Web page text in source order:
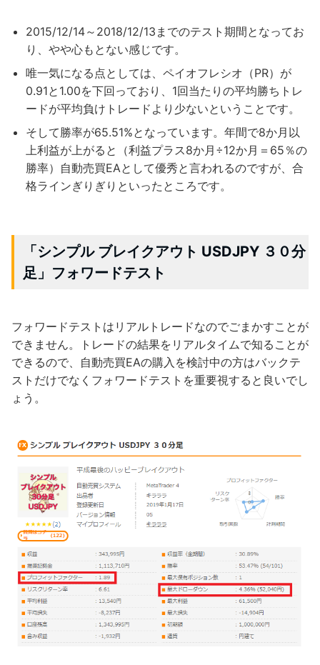
2015/12/14～2018/12/13までのテスト期間となってお
り、やや心もとない感じです。
唯一気になる点としては、ペイオフレシオ（PR）が
0.91と1.00を下回っており、1回当たりの平均勝ちトレ
ードが平均負けトレードより少ないということです。
そして勝率が65.51%となっています。年間で8か月以
上利益が上がると（利益プラス8か月÷12か月＝65％の
勝率）自動売買EAとして優秀と言われるのですが、合
格ラインぎりぎりといったところです。
「シンプル ブレイクアウト USDJPY ３０分
足」フォワードテスト
フォワードテストはリアルトレードなのでごまかすことが
できません。トレードの結果をリアルタイムで知ることが
できるので、自動売買EAの購入を検討中の方はバックテ
ストだけでなくフォワードテストを重要視すると良いでし
ょう。